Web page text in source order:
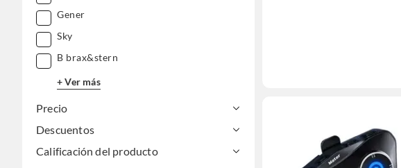
Gener
Sky
B brax&stern
+ Ver más
Precio
Descuentos
Calificación del producto